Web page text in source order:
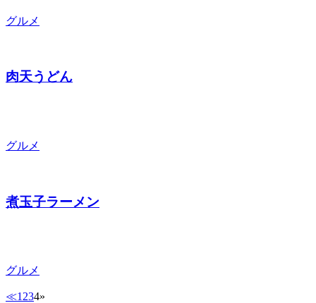
グルメ
肉天うどん
グルメ
煮玉子ラーメン
グルメ
≪1 234»